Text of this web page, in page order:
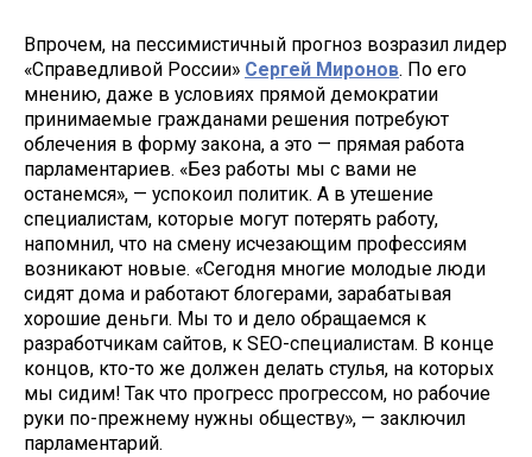
Впрочем, на пессимистичный прогноз возразил лидер
«Справедливой России» Сергей Миронов. По его
мнению, даже в условиях прямой демократии
принимаемые гражданами решения потребуют
облечения в форму закона, а это — прямая работа
парламентариев. «Без работы мы с вами не
останемся», — успокоил политик. А в утешение
специалистам, которые могут потерять работу,
напомнил, что на смену исчезающим профессиям
возникают новые. «Сегодня многие молодые люди
сидят дома и работают блогерами, зарабатывая
хорошие деньги. Мы то и дело обращаемся к
разработчикам сайтов, к SEO-специалистам. В конце
концов, кто-то же должен делать стулья, на которых
мы сидим! Так что прогресс прогрессом, но рабочие
руки по-прежнему нужны обществу», — заключил
парламентарий.